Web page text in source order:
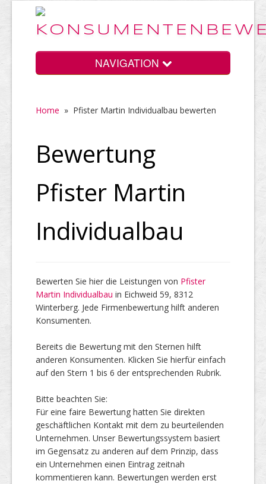
NAVIGATION
Home
Vorteile
Top Firmen
Über uns
Home » Pfister Martin Individualbau bewerten
Bewertung
Pfister Martin
Individualbau
Bewerten Sie hier die Leistungen von Pfister
Martin Individualbau in Eichweid 59, 8312
Winterberg. Jede Firmenbewertung hilft anderen
Konsumenten.
Bereits die Bewertung mit den Sternen hilft
anderen Konsumenten. Klicken Sie hierfür einfach
auf den Stern 1 bis 6 der entsprechenden Rubrik.
Bitte beachten Sie:
Für eine faire Bewertung hatten Sie direkten
geschäftlichen Kontakt mit dem zu beurteilenden
Unternehmen. Unser Bewertungssystem basiert
im Gegensatz zu anderen auf dem Prinzip, dass
ein Unternehmen einen Eintrag zeitnah
kommentieren kann. Bewertungen werden erst